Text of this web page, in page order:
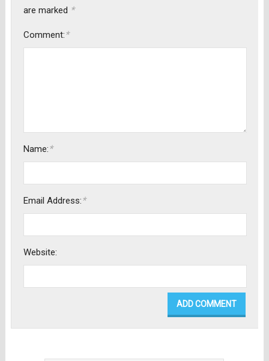
are marked *
Comment:*
Name:*
Email Address:*
Website: